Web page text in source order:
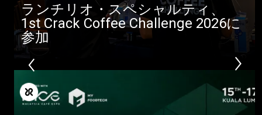
ランチリオ・スペシャルティ、
1st Crack Coffee Challenge 2026に
参加